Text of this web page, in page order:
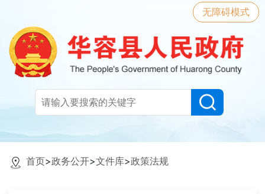
无障碍模式
首页>政务公开>文件库>政策法规